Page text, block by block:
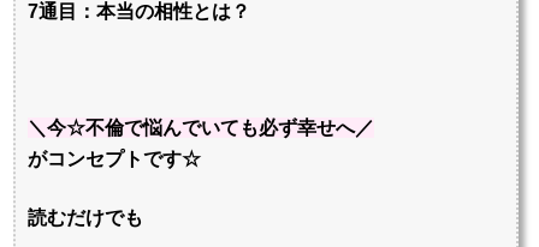
7通目：本当の相性とは？
＼今☆不倫で悩んでいても必ず幸せへ／
がコンセプトです☆
読むだけでも